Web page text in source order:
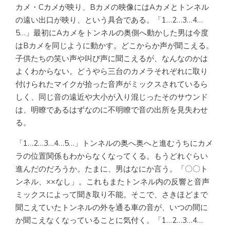
カメ・Cカメが映り、Bカメの映像にはAカメとトンネル
の遠い出口が映り、という具合である。「1…2…3…4…
5…」最初にAカメをトンネルの奥側へ動かした男は今度
はBカメを同じように動かす。どこからか声が聞こえる。
子供たちの笑い声や叫び声に聞こえるが、なんなのかは
よくわからない。どうやら三台のカメラそれぞれに取り
付けられたマイクが拾った音声がミックスされているら
しく、同じ音の遠近や大小が入り混じったそのサウンド
は、明瞭であるはずなのに不明瞭で音の出所を見失わせ
る。
「1…2…3…4…5…」トンネルの奥へ奥へと進むうちにカメ
ラの位置関係もわからなくなってくる。もうどれぐらい
進んだのだろうか。たまに、男はなにか言う。「〇〇ト
ンネル、××なし」。これもまたトンネル内の反響と音声
ミックスによって聞き取り不能。そこで、さきほどまで
聞こえていたトンネルの外を通る車の音が、いつの間に
か聞こえなくなっていることに気付く。「1…2…3…4…